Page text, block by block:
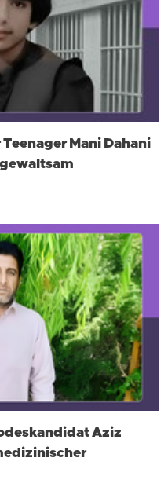
Mani Dahani
Aziz